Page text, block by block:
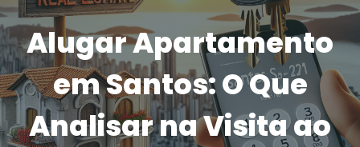
Alugar Apartamento
em Santos: O Que
Analisar na Visita ao